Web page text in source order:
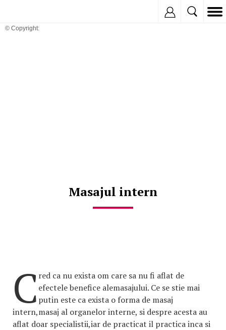
© Copyright:
Masajul intern
C red ca nu exista om care sa nu fi aflat de
efectele benefice alemasajului. Ce se stie mai
putin este ca exista o forma de masaj
intern,masaj al organelor interne, si despre acesta au
aflat doar specialistii,iar de practicat il practica inca si